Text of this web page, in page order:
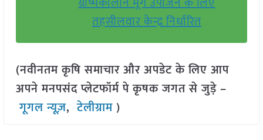
तहसीलवार केन्द्र निर्धारित
(नवीनतम कृषि समाचार और अपडेट के लिए आप
अपने मनपसंद प्लेटफॉर्म पे कृषक जगत से जुड़े –
गूगल न्यूज़,टेलीग्राम )